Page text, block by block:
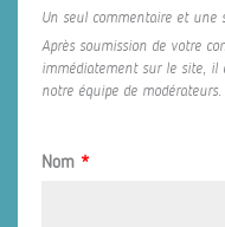
Un seul commentaire et une
Après soumission de votre
immédiatement sur le site, il
notre équipe de modérateurs.
Nom *